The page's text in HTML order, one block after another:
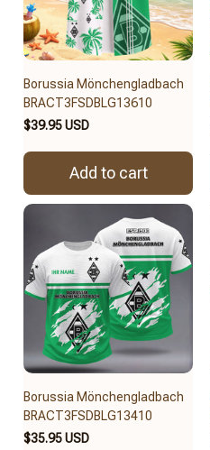
Borussia Mönchengladbach
BRACT3FSDBLG13610
$39.95 USD
Add to cart
Borussia Mönchengladbach
BRACT3FSDBLG13410
$35.95 USD